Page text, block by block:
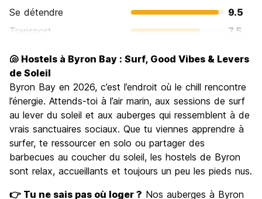
Se détendre
9.5
Transport
7.5
Culture
Sortir le soir / faire la fête
8.4
Bonnes affaires
7.7
🐚 Hostels à Byron Bay : Surf, Good Vibes & Levers
de Soleil
Byron Bay en 2026, c’est l’endroit où le chill rencontre
l’énergie. Attends-toi à l’air marin, aux sessions de surf
au lever du soleil et aux auberges qui ressemblent à de
vrais sanctuaires sociaux. Que tu viennes apprendre à
surfer, te ressourcer en solo ou partager des
barbecues au coucher du soleil, les hostels de Byron
sont relax, accueillants et toujours un peu les pieds nus.
👉 Tu ne sais pas où loger ? Nos auberges à Byron